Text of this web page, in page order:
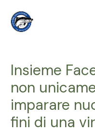
content
Insieme
non
imparare
fini di una